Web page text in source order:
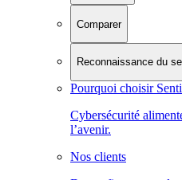
Comparer
Reconnaissance du
Pourquoi choisir
Cybersécurité
l’avenir.
Nos clients